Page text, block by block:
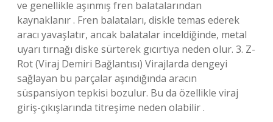
ve genellikle aşınmış fren balatalarından
kaynaklanır . Fren balataları, diskle temas ederek
aracı yavaşlatır, ancak balatalar inceldiğinde, metal
uyarı tırnağı diske sürterek gıcırtıya neden olur. 3. Z-
Rot (Viraj Demiri Bağlantısı) Virajlarda dengeyi
sağlayan bu parçalar aşındığında aracın
süspansiyon tepkisi bozulur. Bu da özellikle viraj
giriş-çıkışlarında titreşime neden olabilir .